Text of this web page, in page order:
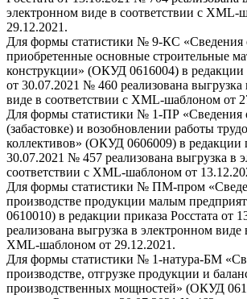
электронном виде в соответствии с XML-
29.12.2021.
Для формы статистики № 9-КС «Сведения
приобретенные основные строительные
конструкции» (ОКУД 0616004) в редакции
от 30.07.2021 № 460 реализована выгрузка
виде в соответствии с XML-шаблоном от
Для формы статистики № 1-ПР «Сведения
(забастовке) и возобновлении работы
коллективов» (ОКУД 0606009) в редакции
30.07.2021 № 457 реализована выгрузка в
соответствии с XML-шаблоном от
Для формы статистики № ПМ-пром
производстве продукции малым
0610010) в редакции приказа Росстата от
реализована выгрузка в электронном виде
XML-шаблоном от 29.12.2021.
Для формы статистики № 1-натура-БМ
производстве, отгрузке продукции и
производственных мощностей» (ОКУД